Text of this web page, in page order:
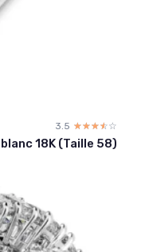
3.5 ☆☆☆☆☆
★★★★★
18K (Taille 58)